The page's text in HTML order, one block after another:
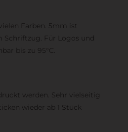
Farben. 5mm ist
Schriftzug. Für Logos und
bis zu 95°C.
werden. Sehr vielseitig
wieder ab 1 Stück